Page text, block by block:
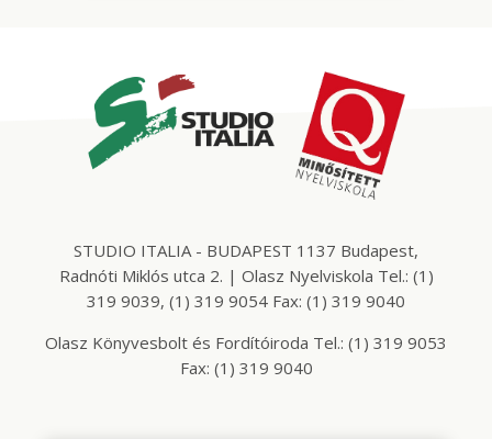
STUDIO ITALIA - BUDAPEST 1137 Budapest,
Radnóti Miklós utca 2. | Olasz Nyelviskola Tel.: (1)
319 9039, (1) 319 9054 Fax: (1) 319 9040
Olasz Könyvesbolt és Fordítóiroda Tel.: (1) 319 9053
Fax: (1) 319 9040